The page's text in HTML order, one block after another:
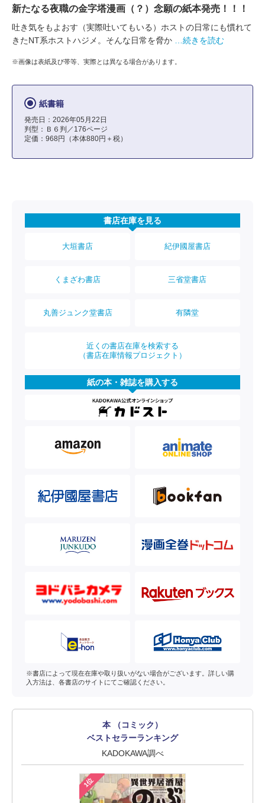
新たなる夜職の金字塔漫画（？）念願の紙本発売！！！
吐き気をもよおす（実際吐いてもいる）ホストの日常にも慣れて
きたNT系ホストハジメ。そんな日常を脅か
…続きを読む
※画像は表紙及び帯等、実際とは異なる場合があります。
紙書籍
発売日：2026年05月22日
判型：Ｂ６判／176ページ
定価：968円（本体880円＋税）
書店在庫を見る
大垣書店 紀伊國屋書店
くまざわ書店 三省堂書店
丸善ジュンク堂書店 有隣堂
近くの書店在庫を検索する
（書店在庫情報プロジェクト）
紙の本・雑誌を購入する
※書店によって現在在庫や取り扱いがない場合がございます。詳しい購
入方法は、各書店のサイトにてご確認ください。
本 （コミック）
ベストセラーランキング
KADOKAWA調べ
1位